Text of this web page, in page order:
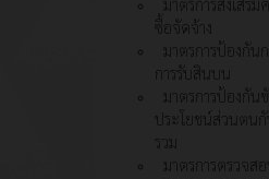
ซื้อจัดจ้าง
มาตรการป้องกัน
การรับสินบน
มาตรการป้องกัน
ประโยชน์ส่วนตน
รวม
มาตรการตรวจส